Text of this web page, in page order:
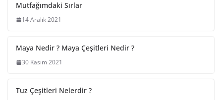
Mutfağımdaki Sırlar
14 Aralık 2021
Maya Nedir ? Maya Çeşitleri Nedir ?
30 Kasım 2021
Tuz Çeşitleri Nelerdir ?